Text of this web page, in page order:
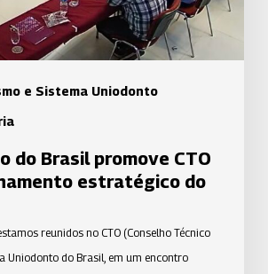
e Sistema Uniodonto
do Brasil promove CTO
estratégico do
reunidos no CTO (Conselho Técnico
Uniodonto do Brasil, em um encontro